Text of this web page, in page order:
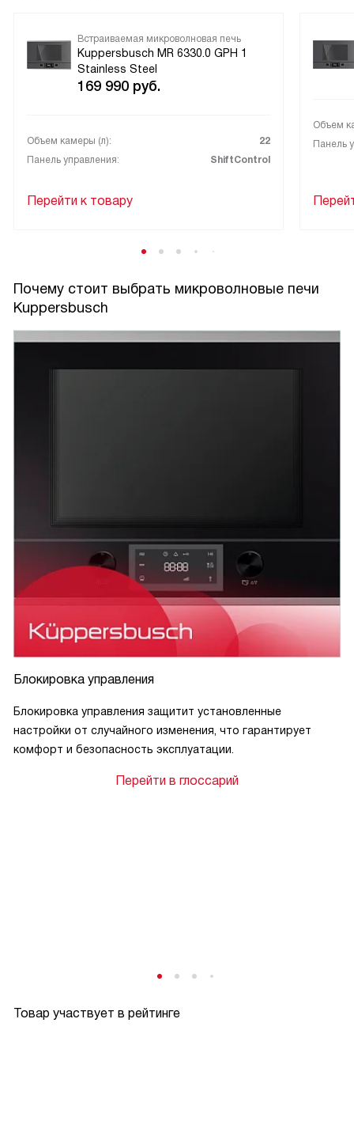
Встраиваемая микроволновая печь
Kuppersbusch MR 6330.0 GPH 1
Stainless Steel
169 990 руб.
Объем камеры (л):
22
Панель управления:
ShiftControl
Перейти к товару
Объем
Панель
Почему стоит выбрать микроволновые печи
Kuppersbusch
Блокировка управления
Блокировка управления защитит установленные
настройки от случайного изменения, что гарантирует
комфорт и безопасность эксплуатации.
Перейти в глоссарий
Товар участвует в рейтинге